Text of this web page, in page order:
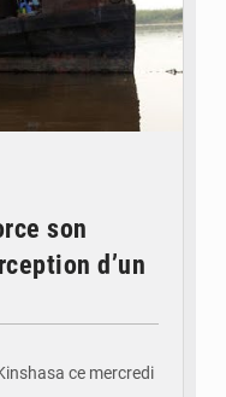
son
d’un
ce mercredi